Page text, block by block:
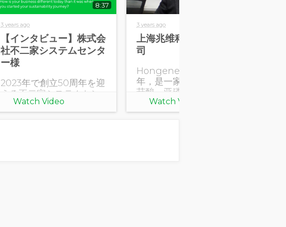
8:37
3 years ago
【インタビュー】株式会
社不二家システムセンタ
ー様
2023年で創立50周年を迎
える不二家システムセン
ター。「I T」と「事務処
理」を融合させ、業務シ
Watch Video
3 years ago
上海兆维科技发展有限公
司
Hongene成立于2001
年，是一家从事核苷，核
苷酸，亚磷酰胺等 产品研
发和生产的生物化工企
业。是全球领先的核苷类
Watch Video